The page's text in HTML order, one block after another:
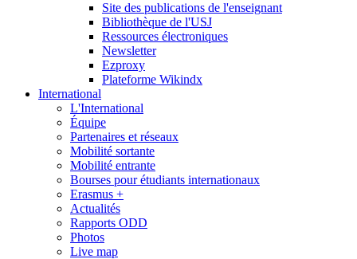
Site des publications de l'enseignant
Bibliothèque de l'USJ
Ressources électroniques
Newsletter
Ezproxy
Plateforme Wikindx
International
L'International
Équipe
Partenaires et réseaux
Mobilité sortante
Mobilité entrante
Bourses pour étudiants internationaux
Erasmus +
Actualités
Rapports ODD
Photos
Live map